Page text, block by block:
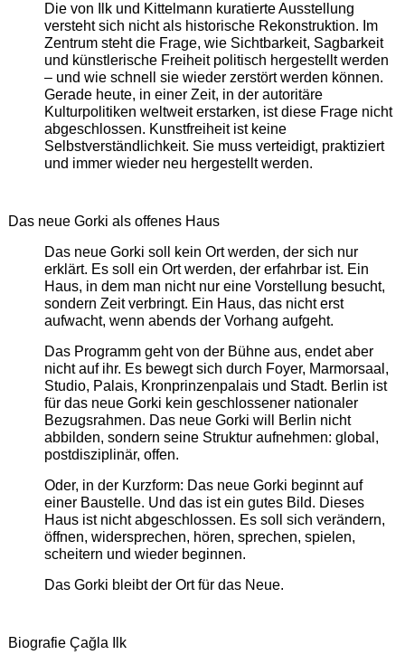
Die von Ilk und Kittelmann kuratierte Ausstellung
versteht sich nicht als historische Rekonstruktion. Im
Zentrum steht die Frage, wie Sichtbarkeit, Sagbarkeit
und künstlerische Freiheit politisch hergestellt werden
– und wie schnell sie wieder zerstört werden können.
Gerade heute, in einer Zeit, in der autoritäre
Kulturpolitiken weltweit erstarken, ist diese Frage nicht
abgeschlossen. Kunstfreiheit ist keine
Selbstverständlichkeit. Sie muss verteidigt, praktiziert
und immer wieder neu hergestellt werden.
Das neue Gorki als offenes Haus
Das neue Gorki soll kein Ort werden, der sich nur
erklärt. Es soll ein Ort werden, der erfahrbar ist. Ein
Haus, in dem man nicht nur eine Vorstellung besucht,
sondern Zeit verbringt. Ein Haus, das nicht erst
aufwacht, wenn abends der Vorhang aufgeht.
Das Programm geht von der Bühne aus, endet aber
nicht auf ihr. Es bewegt sich durch Foyer, Marmorsaal,
Studio, Palais, Kronprinzenpalais und Stadt. Berlin ist
für das neue Gorki kein geschlossener nationaler
Bezugsrahmen. Das neue Gorki will Berlin nicht
abbilden, sondern seine Struktur aufnehmen: global,
postdisziplinär, offen.
Oder, in der Kurzform: Das neue Gorki beginnt auf
einer Baustelle. Und das ist ein gutes Bild. Dieses
Haus ist nicht abgeschlossen. Es soll sich verändern,
öffnen, widersprechen, hören, sprechen, spielen,
scheitern und wieder beginnen.
Das Gorki bleibt der Ort für das Neue.
Biografie Çağla Ilk